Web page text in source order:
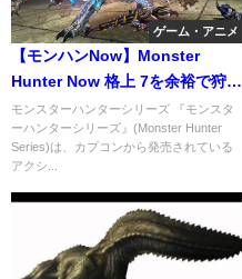
ゲーム・アニメ
【モンハンNow】Monster
Hunter Now 格上 7を余裕で狩る
最強雷武器
モンスターハンターシリーズ 『モンスタ
ーハンターシリーズ』(Monster Hunter
Series)は、カプコンから発売されている
アクシ...